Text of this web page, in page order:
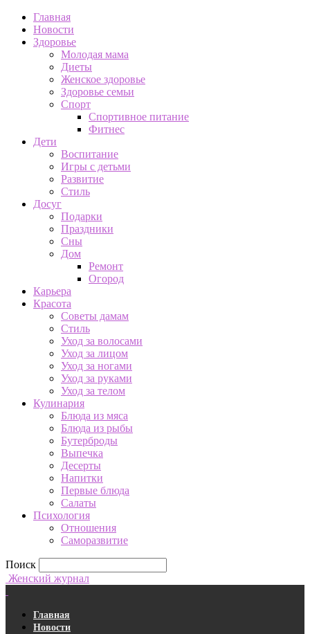
Главная
Новости
Здоровье
Молодая мама
Диеты
Женское здоровье
Здоровье семьи
Спорт
Спортивное питание
Фитнес
Дети
Воспитание
Игры с детьми
Развитие
Стиль
Досуг
Подарки
Праздники
Сны
Дом
Ремонт
Огород
Карьера
Красота
Советы дамам
Стиль
Уход за волосами
Уход за лицом
Уход за ногами
Уход за руками
Уход за телом
Кулинария
Блюда из мяса
Блюда из рыбы
Бутерброды
Выпечка
Десерты
Напитки
Первые блюда
Салаты
Психология
Отношения
Саморазвитие
Поиск
Женский журнал
Главная
Новости